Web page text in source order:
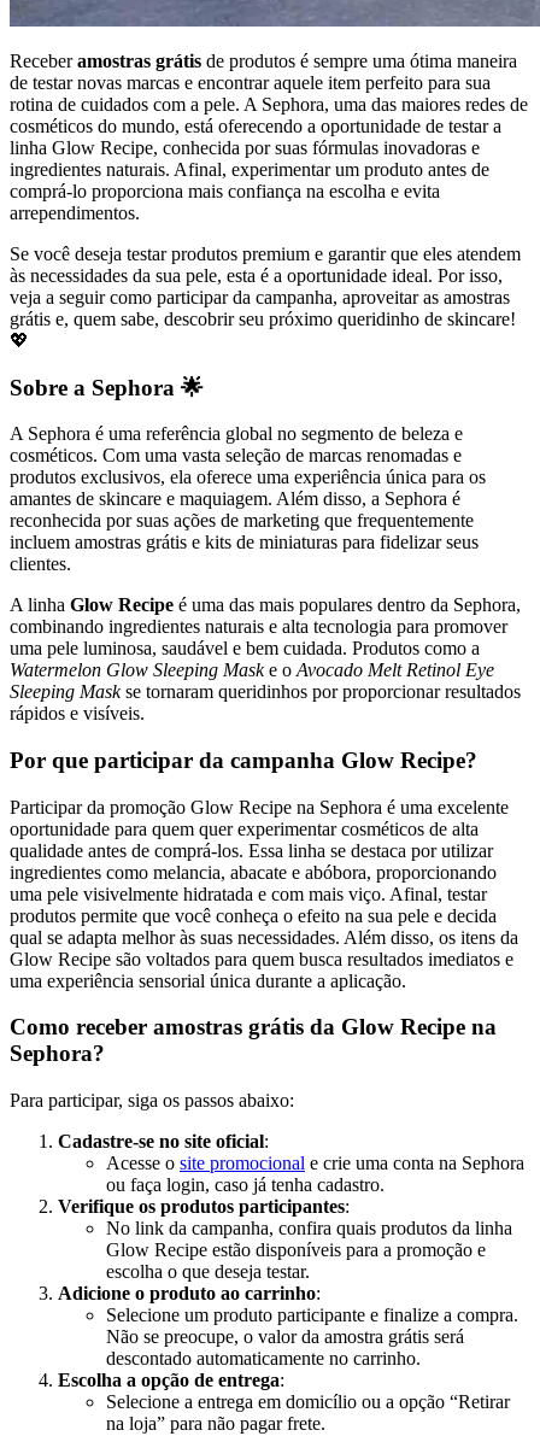
Receberamostras grátis de produtos é sempre uma ótima maneira
de testar novas marcas e encontrar aquele item perfeito para sua
rotina de cuidados com a pele. A Sephora, uma das maiores redes de
cosméticos do mundo, está oferecendo a oportunidade de testar a
linha Glow Recipe, conhecida por suas fórmulas inovadoras e
ingredientes naturais. Afinal, experimentar um produto antes de
comprá-lo proporciona mais confiança na escolha e evita
arrependimentos.
Se você deseja testar produtos premium e garantir que eles atendem
às necessidades da sua pele, esta é a oportunidade ideal. Por isso,
veja a seguir como participar da campanha, aproveitar as amostras
grátis e, quem sabe, descobrir seu próximo queridinho de skincare!
💖
Sobre a Sephora 🌟
A Sephora é uma referência global no segmento de beleza e
cosméticos. Com uma vasta seleção de marcas renomadas e
produtos exclusivos, ela oferece uma experiência única para os
amantes de skincare e maquiagem. Além disso, a Sephora é
reconhecida por suas ações de marketing que frequentemente
incluem amostras grátis e kits de miniaturas para fidelizar seus
clientes.
A linha Glow Recipe é uma das mais populares dentro da Sephora,
combinando ingredientes naturais e alta tecnologia para promover
uma pele luminosa, saudável e bem cuidada. Produtos como a
Watermelon Glow Sleeping Maske o Avocado Melt Retinol Eye
Sleeping Maskse tornaram queridinhos por proporcionar resultados
rápidos e visíveis.
Por que participar da campanha Glow Recipe?
Participar da promoção Glow Recipe na Sephora é uma excelente
oportunidade para quem quer experimentar cosméticos de alta
qualidade antes de comprá-los. Essa linha se destaca por utilizar
ingredientes como melancia, abacate e abóbora, proporcionando
uma pele visivelmente hidratada e com mais viço. Afinal, testar
produtos permite que você conheça o efeito na sua pele e decida
qual se adapta melhor às suas necessidades. Além disso, os itens da
Glow Recipe são voltados para quem busca resultados imediatos e
uma experiência sensorial única durante a aplicação.
Como receber amostras grátis da Glow Recipe na
Sephora?
Para participar, siga os passos abaixo:
Cadastre-se no site oficial:
Acesse o site promocional e crie uma conta na Sephora
ou faça login, caso já tenha cadastro.
Verifique os produtos participantes:
No link da campanha, confira quais produtos da linha
Glow Recipe estão disponíveis para a promoção e
escolha o que deseja testar.
Adicione o produto ao carrinho:
Selecione um produto participante e finalize a compra.
Não se preocupe, o valor da amostra grátis será
descontado automaticamente no carrinho.
Escolha a opção de entrega:
Selecione a entrega em domicílio ou a opção “Retirar
na loja” para não pagar frete.